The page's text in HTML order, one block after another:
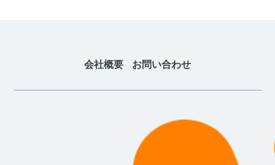
会社概要 お問い合わせ